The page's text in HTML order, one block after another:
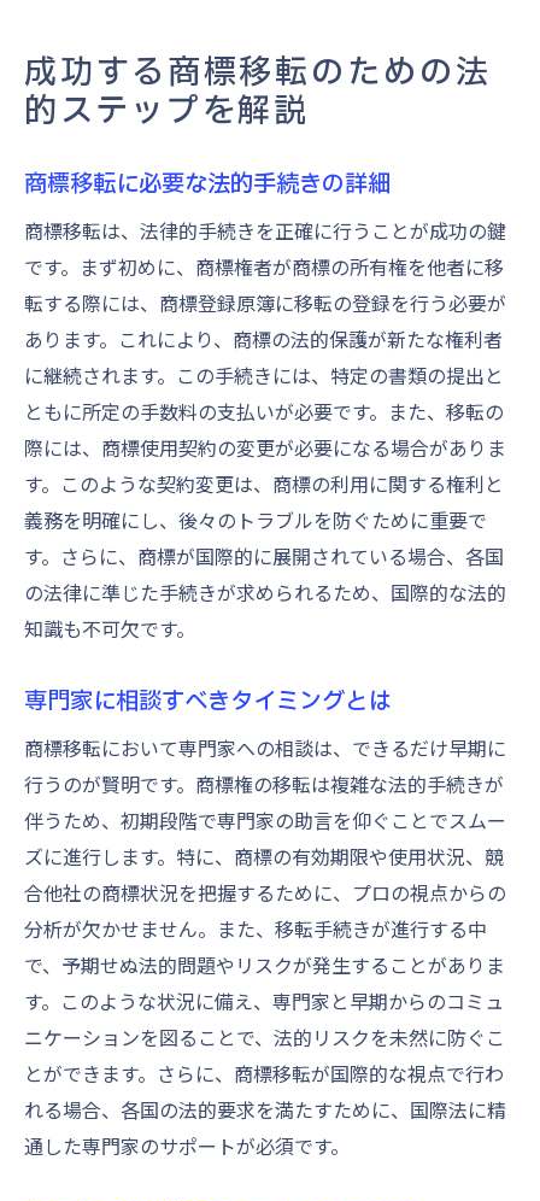
成功する商標移転のための法
的ステップを解説
商標移転に必要な法的手続きの詳細
商標移転は、法律的手続きを正確に行うことが成功の鍵
です。まず初めに、商標権者が商標の所有権を他者に移
転する際には、商標登録原簿に移転の登録を行う必要が
あります。これにより、商標の法的保護が新たな権利者
に継続されます。この手続きには、特定の書類の提出と
ともに所定の手数料の支払いが必要です。また、移転の
際には、商標使用契約の変更が必要になる場合がありま
す。このような契約変更は、商標の利用に関する権利と
義務を明確にし、後々のトラブルを防ぐために重要で
す。さらに、商標が国際的に展開されている場合、各国
の法律に準じた手続きが求められるため、国際的な法的
知識も不可欠です。
専門家に相談すべきタイミングとは
商標移転において専門家への相談は、できるだけ早期に
行うのが賢明です。商標権の移転は複雑な法的手続きが
伴うため、初期段階で専門家の助言を仰ぐことでスムー
ズに進行します。特に、商標の有効期限や使用状況、競
合他社の商標状況を把握するために、プロの視点からの
分析が欠かせません。また、移転手続きが進行する中
で、予期せぬ法的問題やリスクが発生することがありま
す。このような状況に備え、専門家と早期からのコミュ
ニケーションを図ることで、法的リスクを未然に防ぐこ
とができます。さらに、商標移転が国際的な視点で行わ
れる場合、各国の法的要求を満たすために、国際法に精
通した専門家のサポートが必須です。